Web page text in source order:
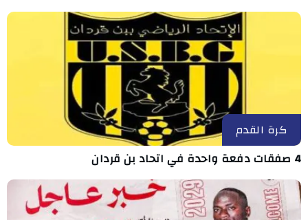
كرة القدم
4 صفقات دفعة واحدة في اتحاد بن قردان